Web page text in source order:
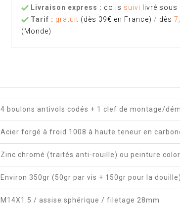
Livraison express : colis suivi livré sous
Tarif : gratuit (dès 39€ en France) / dès
(Monde)
4 boulons antivols codés + 1 clef de montage/
Acier forgé à froid 1008 à haute teneur en
Zinc chromé (traités anti-rouille) ou peinture
Environ 350gr (50gr par vis + 150gr pour la douille)
M14X1.5 / assise sphérique / filetage 28mm